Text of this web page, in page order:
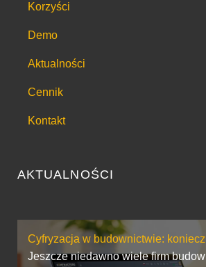
Korzyści
Demo
Aktualności
Cennik
Kontakt
AKTUALNOŚCI
Cyfryzacja w budownictwie:
Jeszcze niedawno wiele firm